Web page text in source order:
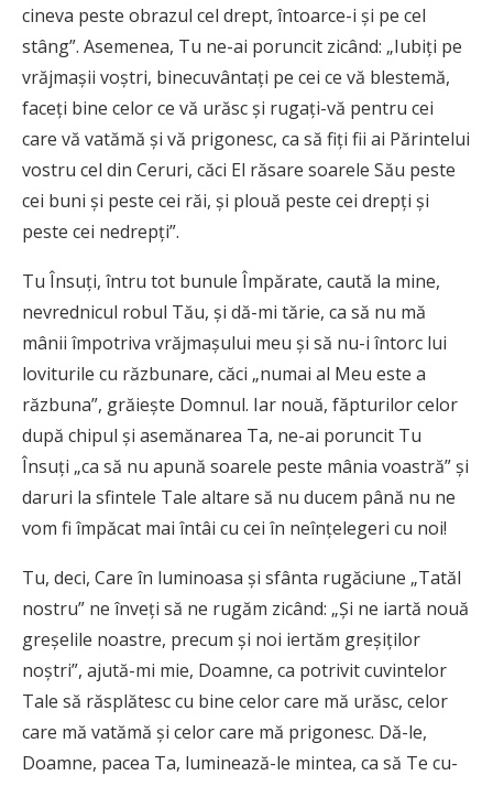
cineva peste obra­zul cel drept, întoarce-i și pe cel
stâng”. Asemenea, Tu ne-ai poruncit zicând: „Iubiți pe
vrăj­mașii voștri, binecu­vântați pe cei ce vă blestemă,
faceți bine celor ce vă urăsc și rugați-vă pentru cei
care vă vatămă și vă prigonesc, ca să fiți fii ai Părintelui
vostru cel din Ceruri, căci El răsare soarele Său peste
cei buni și peste cei răi, și plouă peste cei drepți și
peste cei nedrepți”.
Tu Însuți, întru tot bunule Îm­pă­rate, caută la mine,
nevrednicul robul Tău, și dă-mi tărie, ca să nu mă
mânii împotriva vrăjmașului meu și să nu-i întorc lui
loviturile cu răzbunare, căci „numai al Meu este a
răzbuna”, gră­­iește Domnul. Iar nouă, făpturilor celor
după chipul și asemănarea Ta, ne-ai po­runcit Tu
Însuți „ca să nu apună soarele peste mânia voastră” și
daruri la sfintele Tale altare să nu ducem până nu ne
vom fi împăcat mai întâi cu cei în neînțelegeri cu noi!
Tu, deci, Care în luminoasa și sfânta rugăciune „Tatăl
nostru” ne înveți să ne rugăm zicând: „Și ne iartă nouă
gre­­șelile noastre, precum și noi ier­tăm greșiților
noștri”, ajută-mi mie, Doamne, ca potrivit cuvintelor
Tale să răsplă­tesc cu bine celor care mă urăsc, celor
care mă vatămă și celor care mă prigo­nesc. Dă-le,
Doamne, pacea Ta, luminează-le mintea, ca să Te cu­